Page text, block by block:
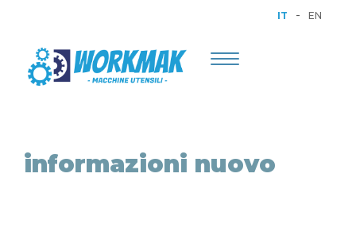
IT - EN
Toggle
informazioni nuovo